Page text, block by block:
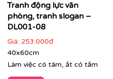
Cận cảnh tranh động
Tranh động lực văn
phòng, tranh slogan –
DL001-08
Giá: 253.000đ
40x60cm
Làm việc có tâm, ắt có tầm